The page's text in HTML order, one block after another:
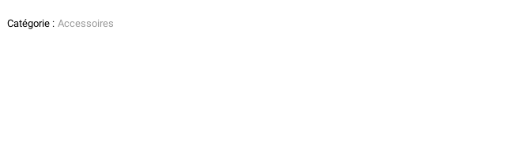
Catégorie : Accessoires